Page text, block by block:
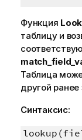
Функция
таблицу и
Таблица
другой
Синтаксис: